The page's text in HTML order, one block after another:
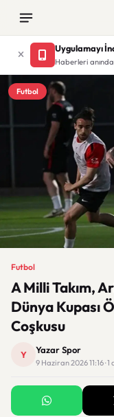
Uygulamayı
Haberleri
Futbol
Futbol
A Milli Takım,
Dünya Kupası
Coşkusu
Y Yazar Spor
9 Haziran 2026 11:16 ·